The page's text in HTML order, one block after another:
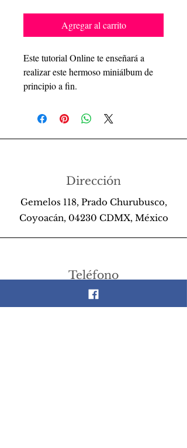
oferta
Agregar al carrito
Este tutorial Online te enseñará a
realizar este hermoso miniálbum de
principio a fin.
Dirección
Gemelos 118, Prado Churubusco,
Coyoacán, 04230 CDMX, México
Teléfono
55 26 89 13 14